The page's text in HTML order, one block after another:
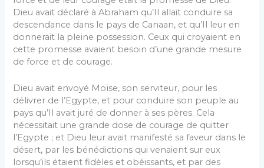
Dieu avait déclaré à Abraham qu’Il allait conduire sa
descendance dans le pays de Canaan, et qu’Il leur en
donnerait la pleine possession. Ceux qui croyaient en
cette promesse avaient besoin d’une grande mesure
de force et de courage.
Dieu avait envoyé Moïse, son serviteur, pour les
délivrer de l’Egypte, et pour conduire son peuple au
pays qu’Il avait juré de donner à ses pères. Cela
nécessitait une grande dose de courage de quitter
l’Egypte ; et Dieu leur avait manifesté sa faveur dans le
désert, par les bénédictions qui venaient sur eux
lorsqu’ils étaient fidèles et obéissants, et par des